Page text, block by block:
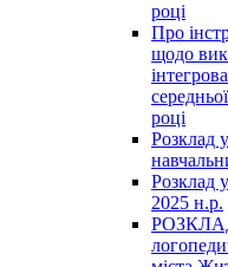
році
Про
щодо
році
Розклад
Розклад
2025 н.р.
РОЗКЛАД